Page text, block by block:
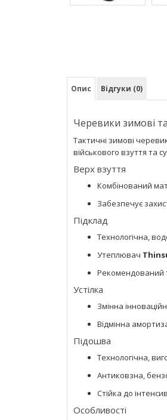
Опис Відгуки (0)
Черевики зимові
Тактичні зимові
військового взуття та
Верх взуття
Комбінований
Забезпечує
Підклад
Технологічна,
Утеплювач
Рекомендований
Устілка
Змінна
Відмінна
Підошва
Технологічна,
Антиковзна,
Стійка до
Особливості